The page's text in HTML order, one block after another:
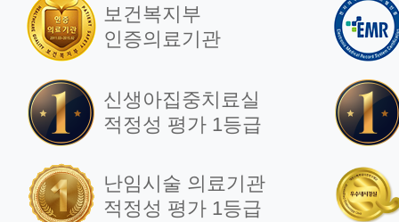
방사선종양학과
핵의학과
지역응급의료기관
보건복지부
인증의료기관
신생아집중치료실
적정성 평가 1등급
난임시술 의료기관
적정성 평가 1등급